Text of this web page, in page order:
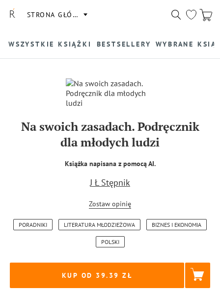
STRONA GŁÓWNA
WSZYSTKIE KSIĄŻKI BESTSELLERY WYBRANE
Na swoich zasadach. Podręcznik
dla młodych ludzi
Książka napisana z pomocą AI.
J Ł Stępnik
Zostaw opinię
PORADNIKI LITERATURA MŁODZIEŻOWA BIZNES I EKONOMIA
POLSKI
KUP OD 39.39